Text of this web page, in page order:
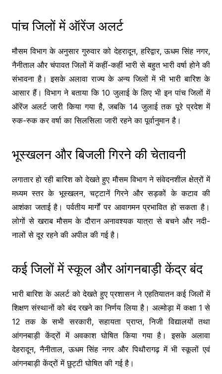
पांच जिलों में ऑरेंज अलर्ट
मौसम विभाग के अनुसार गुरुवार को देहरादून, हरिद्वार, ऊधम सिंह नगर,
नैनीताल और चंपावत जिलों में कहीं-कहीं भारी से बहुत भारी वर्षा होने की
संभावना है। इसके अलावा राज्य के अन्य जिलों में भी भारी बारिश के
आसार हैं। विभाग ने बताया कि 10 जुलाई के लिए भी इन पांच जिलों में
ऑरेंज अलर्ट जारी किया गया है, जबकि 14 जुलाई तक पूरे प्रदेश में
रुक-रुक कर वर्षा का सिलसिला जारी रहने का पूर्वानुमान है।
भूस्खलन और बिजली गिरने की चेतावनी
लगातार हो रही बारिश को देखते हुए मौसम विभाग ने संवेदनशील क्षेत्रों में
मध्यम स्तर के भूस्खलन, चट्टानें गिरने और सड़कों के कटाव की
आशंका जताई है। पर्वतीय मार्गों पर आवागमन प्रभावित हो सकता है।
लोगों से खराब मौसम के दौरान अनावश्यक यात्रा से बचने और नदी-
नालों से दूर रहने की अपील की गई है।
कई जिलों में स्कूल और आंगनबाड़ी केंद्र बंद
भारी बारिश के अलर्ट को देखते हुए प्रशासन ने एहतियातन कई जिलों में
शिक्षण संस्थानों को बंद रखने का निर्णय लिया है। अल्मोड़ा में कक्षा 1 से
12 तक के सभी सरकारी, सहायता प्राप्त, निजी विद्यालयों तथा
आंगनबाड़ी केंद्रों में अवकाश घोषित किया गया है। इसके अलावा
देहरादून, नैनीताल, ऊधम सिंह नगर और पिथौरागढ़ में भी स्कूलों एवं
आंगनबाड़ी केंद्रों में छुट्टी घोषित की गई है।